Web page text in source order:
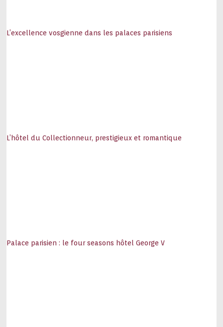
L’excellence vosgienne dans les palaces parisiens
L’hôtel du Collectionneur, prestigieux et romantique
Palace parisien : le four seasons hôtel George V